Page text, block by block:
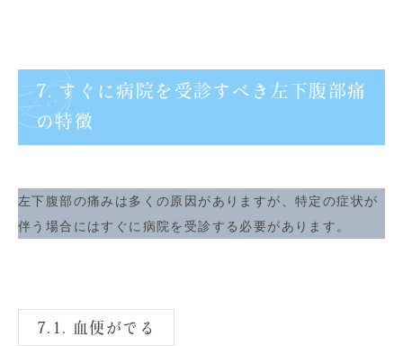
7. すぐに病院を受診すべき左下腹部痛
の特徴
左下腹部の痛みは多くの原因がありますが、特定の症状が
伴う場合にはすぐに病院を受診する必要があります。
7.1. 血便がでる